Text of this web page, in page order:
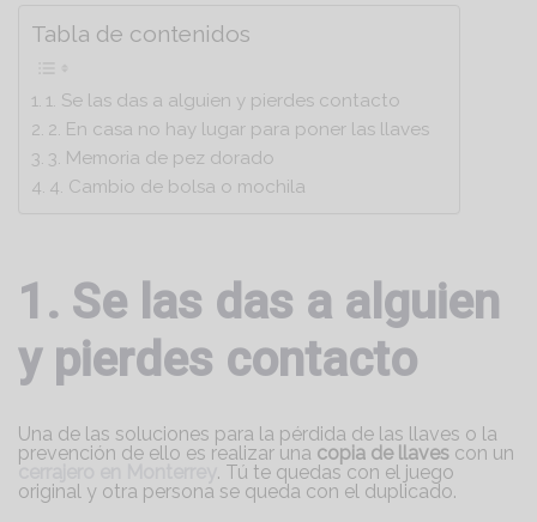
Tabla de contenidos
1. Se las das a alguien y pierdes contacto
2. En casa no hay lugar para poner las llaves
3. Memoria de pez dorado
4. Cambio de bolsa o mochila
1. Se las das a alguien
y pierdes contacto
Una de las soluciones para la pérdida de las llaves o la
prevención de ello es realizar una copia de llaves con un
. Tú te quedas con el juego
original y otra persona se queda con el duplicado.